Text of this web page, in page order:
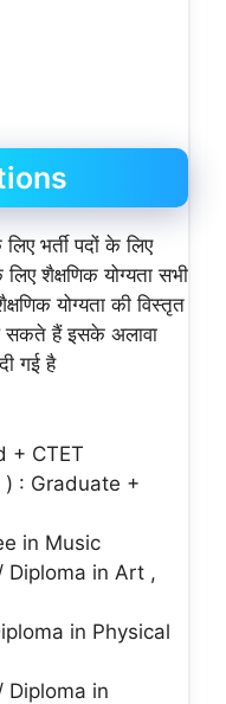
भर्ती पदों के लिए
शैक्षणिक योग्यता सभी
योग्यता की विस्तृत
सकते हैं इसके अलावा
गई है
+ CTET
) : Graduate +
in Music
Diploma in Art ,
in Physical
Diploma in